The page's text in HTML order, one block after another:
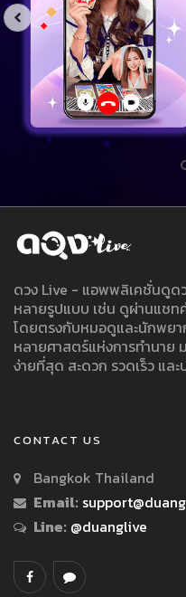
ดวง Live - แอพพลิเคชั่นดูด
หลายรูปแบบ เช่น ดูผ่านแช
โดยตรงกับหมอดูและนักพย
หลายศาสตร์แห่งการทำนาย
ง่ายที่สุด สะดวก รวดเร็ว แล
CONTACT US
Bangkok Thailand
Email:
Line: @duanglive